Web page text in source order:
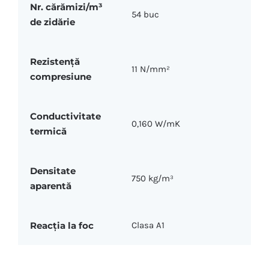
Nr. cărămizi/m³
de zidărie
54 buc
Rezistență
compresiune
11 N/mm²
Conductivitate
termică
0,160 W/mK
Densitate
aparentă
750 kg/m³
Reacția la foc Clasa A1